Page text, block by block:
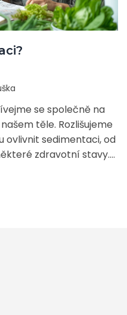
se společně na
těle. Rozlišujeme
ovlivnit sedimentaci, od
zdravotní stavy.
sedimentace
rizika, a proto